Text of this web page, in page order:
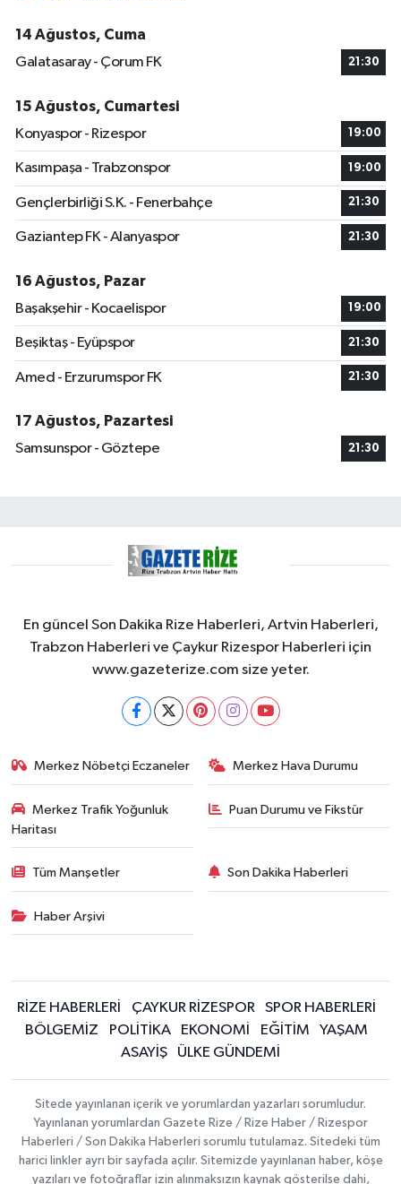
14 Ağustos, Cuma
Galatasaray - Çorum FK
21:30
15 Ağustos, Cumartesi
Konyaspor - Rizespor
19:00
Kasımpaşa - Trabzonspor 19:00
Gençlerbirliği S.K. - Fenerbahçe 21:30
Gaziantep FK - Alanyaspor 21:30
16 Ağustos, Pazar
Başakşehir - Kocaelispor
19:00
Beşiktaş - Eyüpspor 21:30
Amed - Erzurumspor FK 21:30
17 Ağustos, Pazartesi
Samsunspor - Göztepe
21:30
En güncel Son Dakika Rize Haberleri, Artvin Haberleri,
Trabzon Haberleri ve Çaykur Rizespor Haberleri için
www.gazeterize.com size yeter.
Merkez Nöbetçi Eczaneler Merkez Hava Durumu
Merkez Trafik Yoğunluk
Haritası
Puan Durumu ve Fikstür
Tüm Manşetler Son Dakika Haberleri
Haber Arşivi
RİZE HABERLERİ ÇAYKUR RİZESPOR
SPOR HABERLERİ
BÖLGEMİZ
POLİTİKA EKONOMİ EĞİTİM
YAŞAM
ASAYİŞ
ÜLKE GÜNDEMİ
Sitede yayınlanan içerik ve yorumlardan yazarları sorumludur.
Yayınlanan yorumlardan Gazete Rize / Rize Haber / Rizespor
Haberleri / Son Dakika Haberleri sorumlu tutulamaz. Sitedeki tüm
harici linkler ayrı bir sayfada açılır. Sitemizde yayınlanan haber, köşe
yazıları ve fotoğraflar izin alınmaksızın kaynak gösterilse dahi,